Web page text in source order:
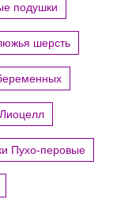
подушки
шерсть
Пухо-перовые